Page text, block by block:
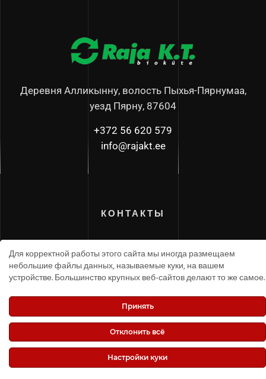
Деревня Алликынну, волость Пыхья-Пярнумаа,
уезд Пярну, 87604
+372 56 620 579
info@rajakt.ee
КОНТАКТЫ
Raja K.T. OÜ, Все права защищены.
Для корректной работы этого сайта мы иногда размещаем
небольшие файлы данных, называемые куки, на вашем
устройстве. Большинство крупных веб-сайтов делают то же самое.
Принять
Отклонить всё
Настройки куки